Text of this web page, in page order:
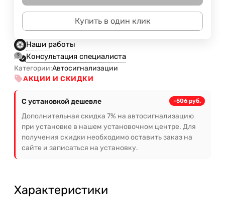
Купить в один клик
Наши работы
Консультация специалиста
Категории:Автосигнализации
АКЦИИ И СКИДКИ
С установкой дешевле -506 руб.
Дополнительная скидка 7% на автосигнализацию
при установке в нашем установочном центре. Для
получения скидки необходимо оставить заказ на
сайте и записаться на установку.
Характеристики